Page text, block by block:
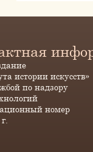
истории искусств»
по надзору
номер